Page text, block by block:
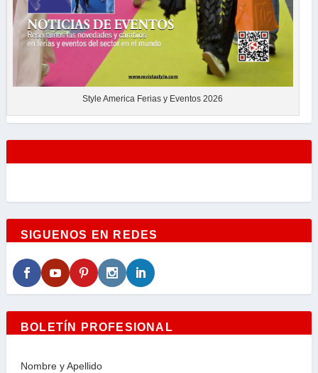
Style America Ferias y Eventos 2026
SIGUENOS EN REDES
BOLETÍN PROFESIONAL
Nombre y Apellido